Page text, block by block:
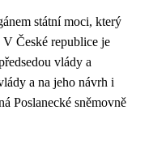
státní moci, který
V České republice je
vlády a
a na jeho návrh i
Poslanecké sněmovně